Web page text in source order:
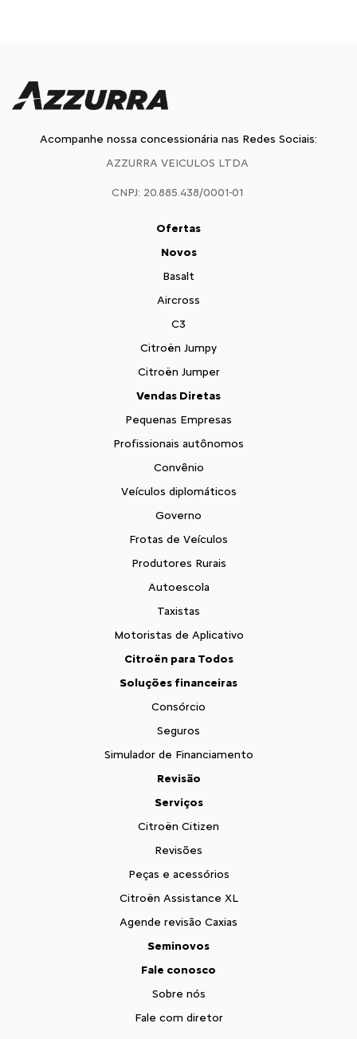
Acompanhe nossa concessionária nas Redes Sociais:
AZZURRA VEICULOS LTDA
CNPJ: 20.885.438/0001-01
Ofertas
Novos
Basalt
Aircross
C3
Citroën Jumpy
Citroën Jumper
Vendas Diretas
Pequenas Empresas
Profissionais autônomos
Convênio
Veículos diplomáticos
Governo
Frotas de Veículos
Produtores Rurais
Autoescola
Taxistas
Motoristas de Aplicativo
Citroën para Todos
Soluções financeiras
Consórcio
Seguros
Simulador de Financiamento
Revisão
Serviços
Citroën Citizen
Revisões
Peças e acessórios
Citroën Assistance XL
Agende revisão Caxias
Seminovos
Fale conosco
Sobre nós
Fale com diretor